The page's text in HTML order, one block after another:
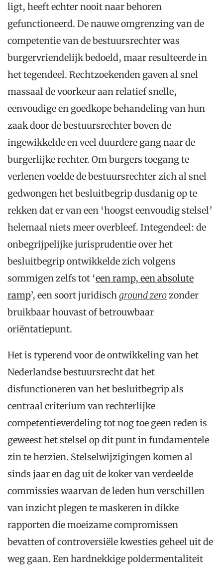
ligt, heeft echter nooit naar behoren
gefunctioneerd. De nauwe omgrenzing van de
competentie van de bestuursrechter was
burgervriendelijk bedoeld, maar resulteerde in
het tegendeel. Rechtzoekenden gaven al snel
massaal de voorkeur aan relatief snelle,
eenvoudige en goedkope behandeling van hun
zaak door de bestuursrechter boven de
ingewikkelde en veel duurdere gang naar de
burgerlijke rechter. Om burgers toegang te
verlenen voelde de bestuursrechter zich al snel
gedwongen het besluitbegrip dusdanig op te
rekken dat er van een ‘hoogst eenvoudig stelsel’
helemaal niets meer overbleef. Integendeel: de
onbegrijpelijke jurisprudentie over het
besluitbegrip ontwikkelde zich volgens
sommigen zelfs tot ‘een ramp, een absolute
ramp’, een soort juridisch ground zero zonder
bruikbaar houvast of betrouwbaar
oriëntatiepunt.
Het is typerend voor de ontwikkeling van het
Nederlandse bestuursrecht dat het
disfunctioneren van het besluitbegrip als
centraal criterium van rechterlijke
competentieverdeling tot nog toe geen reden is
geweest het stelsel op dit punt in fundamentele
zin te herzien. Stelselwijzigingen komen al
sinds jaar en dag uit de koker van verdeelde
commissies waarvan de leden hun verschillen
van inzicht plegen te maskeren in dikke
rapporten die moeizame compromissen
bevatten of controversiële kwesties geheel uit de
weg gaan. Een hardnekkige poldermentaliteit